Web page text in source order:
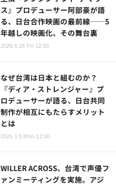
ス』プロデューサー阿部豪が語
る、日台合作映画の最前線──5
年越しの映画化、その舞台裏
2026.6.26 Fri 12:00
なぜ台湾は日本と組むのか？
『ディア・ストレンジャー』プ
ロデューサーが語る、日台共同
制作が相互にもたらすメリット
とは
2026.1.5 Mon 12:00
WILLER ACROSS、台湾で声優フ
ァンミーティングを実施。アジ